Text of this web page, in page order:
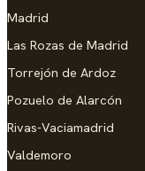
Madrid
Las Rozas de Madrid
Torrejón de Ardoz
Pozuelo de Alarcón
Rivas-Vaciamadrid
Valdemoro